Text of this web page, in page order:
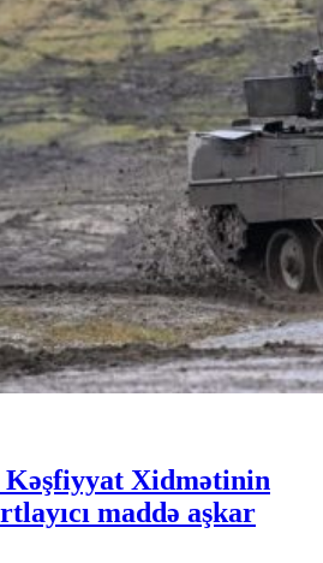
Kəşfiyyat Xidmətinin
maddə aşkar